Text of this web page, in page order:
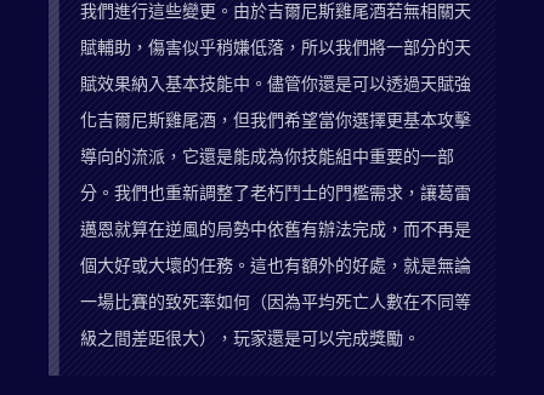
我們進行這些變更。由於吉爾尼斯雞尾酒若無相關天
賦輔助，傷害似乎稍嫌低落，所以我們將一部分的天
賦效果納入基本技能中。儘管你還是可以透過天賦強
化吉爾尼斯雞尾酒，但我們希望當你選擇更基本攻擊
導向的流派，它還是能成為你技能組中重要的一部
分。我們也重新調整了老朽鬥士的門檻需求，讓葛雷
邁恩就算在逆風的局勢中依舊有辦法完成，而不再是
個大好或大壞的任務。這也有額外的好處，就是無論
一場比賽的致死率如何（因為平均死亡人數在不同等
級之間差距很大），玩家還是可以完成獎勵。